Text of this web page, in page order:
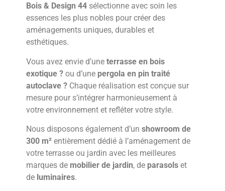
Bois & Design 44 sélectionne avec soin les
essences les plus nobles pour créer des
aménagements uniques, durables et
esthétiques.
Vous avez envie d’une terrasse en bois
exotique ? ou d’une pergola en pin traité
autoclave ? Chaque réalisation est conçue sur
mesure pour s’intégrer harmonieusement à
votre environnement et refléter votre style.
Nous disposons également d’un showroom de
300 m² entièrement dédié à l’aménagement de
votre terrasse ou jardin avec les meilleures
marques de mobilier de jardin, de parasols et
de luminaires.